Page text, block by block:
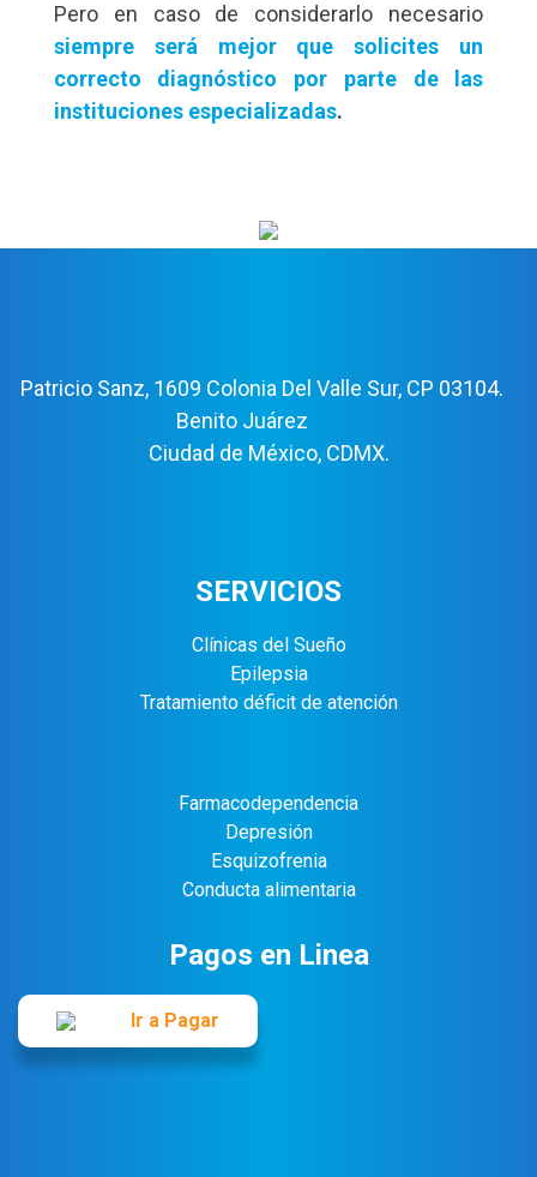
Pero en caso de considerarlo necesario
siempre será mejor que solicites un
correcto diagnóstico por parte de las
instituciones especializadas.
Patricio Sanz, 1609 Colonia Del Valle Sur, CP 03104.
Benito Juárez
Ciudad de México, CDMX.
SERVICIOS
Clínicas del Sueño
Epilepsia
Tratamiento déficit de atención
Farmacodependencia
Depresión
Esquizofrenia
Conducta alimentaria
Pagos en Linea
Ir a Pagar